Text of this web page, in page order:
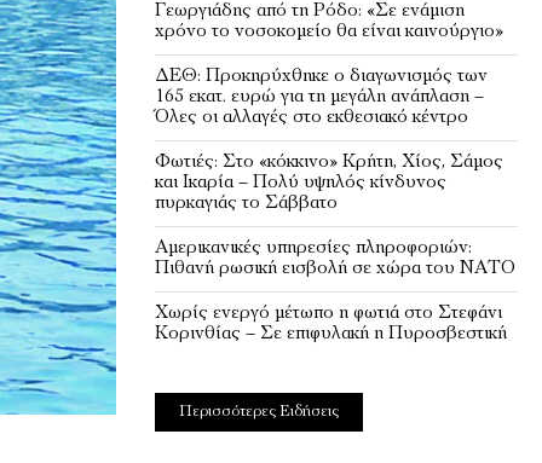
Γεωργιάδης από τη Ρόδο: «Σε ενάμιση
χρόνο το νοσοκομείο θα είναι καινούργιο»
ΔΕΘ: Προκηρύχθηκε ο διαγωνισμός των
165 εκατ. ευρώ για τη μεγάλη ανάπλαση –
Όλες οι αλλαγές στο εκθεσιακό κέντρο
Φωτιές: Στο «κόκκινο» Κρήτη, Χίος, Σάμος
και Ικαρία – Πολύ υψηλός κίνδυνος
πυρκαγιάς το Σάββατο
Αμερικανικές υπηρεσίες πληροφοριών:
Πιθανή ρωσική εισβολή σε χώρα του ΝΑΤΟ
Χωρίς ενεργό μέτωπο η φωτιά στο Στεφάνι
Κορινθίας – Σε επιφυλακή η Πυροσβεστική
Περισσότερες Ειδήσεις